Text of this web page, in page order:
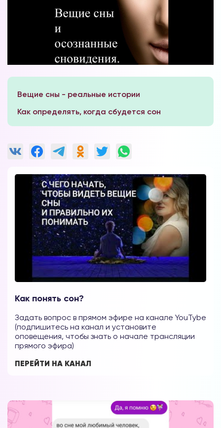
Вещие сны - реальные истории
Как определять, когда сбудется сон
Как понять сон?
Задать вопрос в прямом эфире на канале YouTybe
(подпишитесь на канал и установите
оповещения, чтобы знать о начале трансляции
прямого эфира)
ПЕРЕЙТИ НА КАНАЛ
Вы можете получать информацию во
Мы разработали систему практик, с
помощью которой можно получать
Скачать
Наши форумы
Форум в
Телеграм
Форум на сайте